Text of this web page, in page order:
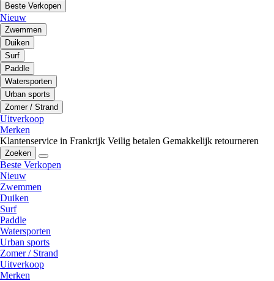
Beste Verkopen
Nieuw
Zwemmen
Duiken
Surf
Paddle
Watersporten
Urban sports
Zomer / Strand
Uitverkoop
Merken
Klantenservice in Frankrijk Veilig betalen Gemakkelijk retourneren
Zoeken
Beste Verkopen
Nieuw
Zwemmen
Duiken
Surf
Paddle
Watersporten
Urban sports
Zomer / Strand
Uitverkoop
Merken